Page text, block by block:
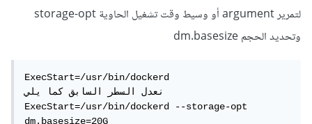
لتمرير argument أو وسيط وقت تشغيل الحاوية storage-opt
وتحديد الحجم dm.basesize
ExecStart=/usr/bin/dockerd
نعدل السطر السابق كما يلي
ExecStart=/usr/bin/dockerd --storage-opt
dm.basesize=20G